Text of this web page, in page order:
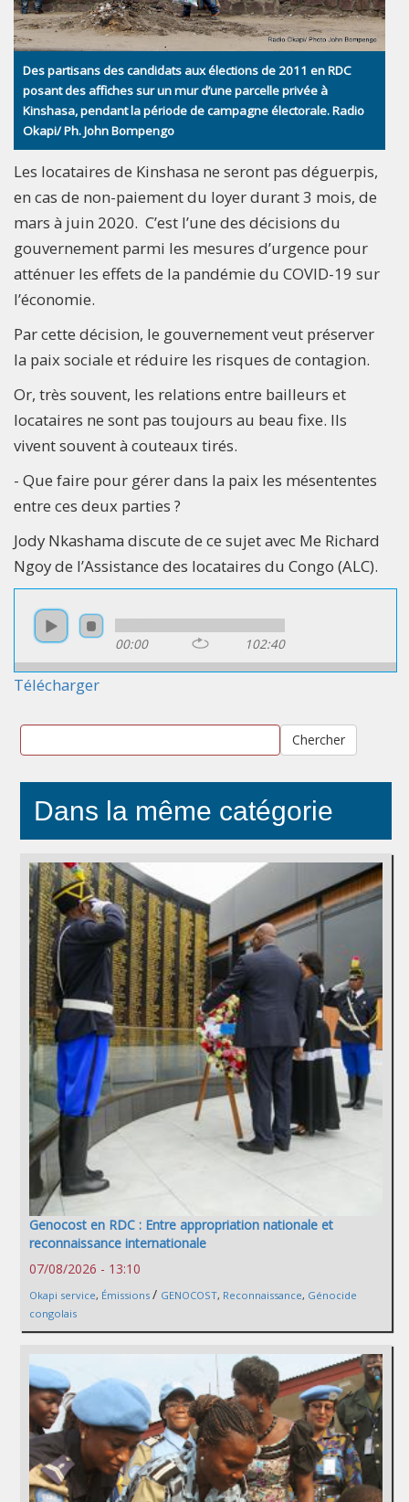
Des partisans des candidats aux élections de 2011 en RDC
posant des affiches sur un mur d’une parcelle privée à
Kinshasa, pendant la période de campagne électorale. Radio
Okapi/ Ph. John Bompengo
Les locataires de Kinshasa ne seront pas déguerpis,
en cas de non-paiement du loyer durant 3 mois, de
mars à juin 2020. C’est l’une des décisions du
gouvernement parmi les mesures d’urgence pour
atténuer les effets de la pandémie du COVID-19 sur
l’économie.
Par cette décision, le gouvernement veut préserver
la paix sociale et réduire les risques de contagion.
Or, très souvent, les relations entre bailleurs et
locataires ne sont pas toujours au beau fixe. Ils
vivent souvent à couteaux tirés.
- Que faire pour gérer dans la paix les mésententes
entre ces deux parties ?
Jody Nkashama discute de ce sujet avec Me Richard
Ngoy de l’Assistance des locataires du Congo (ALC).
00:00 102:40
Télécharger
Chercher
Dans la même catégorie
Genocost en RDC : Entre appropriation nationale et
reconnaissance internationale
07/08/2026 - 13:10
Okapi service, Émissions / GENOCOST, Reconnaissance, Génocide
congolais